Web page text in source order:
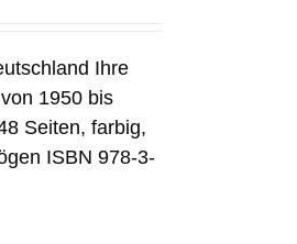
Ihre
1950 bis
Seiten, farbig,
ISBN 978-3-